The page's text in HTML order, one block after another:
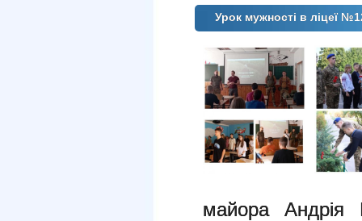
Урок мужності в ліцеї
майора Андрія